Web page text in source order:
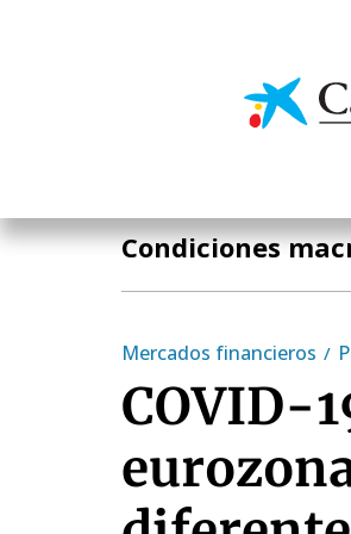
Condiciones
Mercados financieros
COVID-